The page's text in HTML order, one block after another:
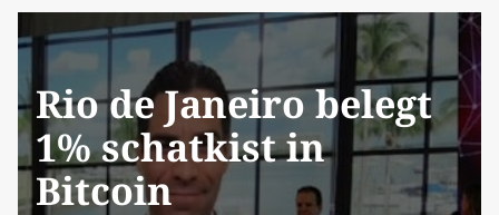
Rio de Janeiro belegt
1% schatkist in
Bitcoin